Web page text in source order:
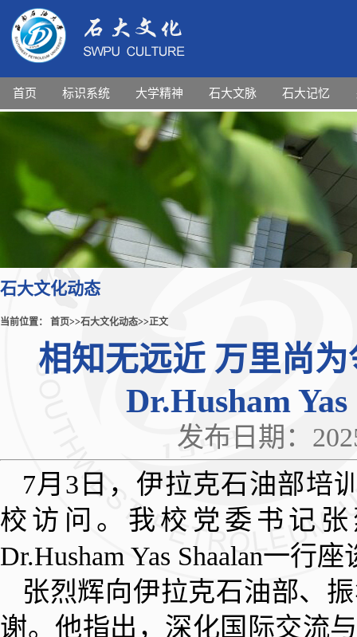
首页 标识系统 大学精神 石大文脉 石大记忆
石大文化动态
当前位置： 首页>>石大文化动态>>正文
相知无远近 万里尚
Dr.Husham
发布日期：
7月3日，伊拉克石油部培
校访问。我校党委书记
Dr.Husham Yas Shaalan一行
张烈辉向伊拉克石油部、
谢。他指出，深化国际交流